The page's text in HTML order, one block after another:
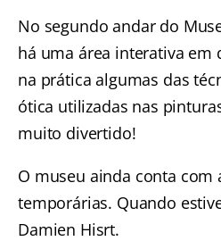
No segundo andar do
há uma área interativa em
na prática algumas das
ótica utilizadas nas
muito divertido!
O museu ainda conta com
temporárias. Quando
Damien Hisrt.